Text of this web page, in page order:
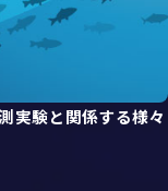
実験と関係する様々